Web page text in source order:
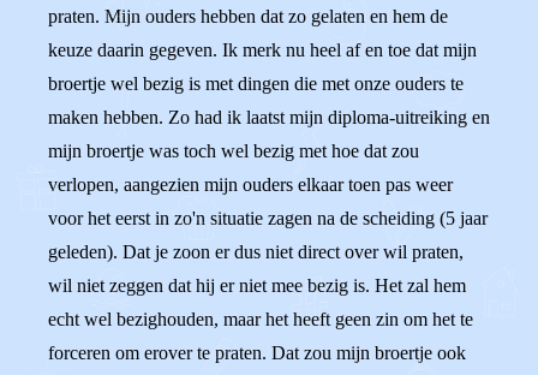
praten. Mijn ouders hebben dat zo gelaten en hem de
keuze daarin gegeven. Ik merk nu heel af en toe dat mijn
broertje wel bezig is met dingen die met onze ouders te
maken hebben. Zo had ik laatst mijn diploma-uitreiking en
mijn broertje was toch wel bezig met hoe dat zou
verlopen, aangezien mijn ouders elkaar toen pas weer
voor het eerst in zo'n situatie zagen na de scheiding (5 jaar
geleden). Dat je zoon er dus niet direct over wil praten,
wil niet zeggen dat hij er niet mee bezig is. Het zal hem
echt wel bezighouden, maar het heeft geen zin om het te
forceren om erover te praten. Dat zou mijn broertje ook